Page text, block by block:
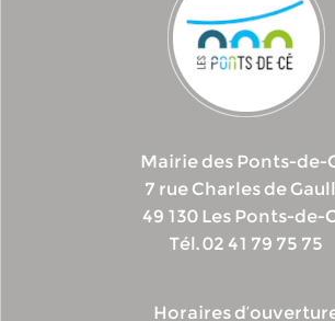
Mairie des Ponts-de-
7 rue Charles de
49 130 Les Ponts-de-
Tél. 02 41 79 75 75
Horaires